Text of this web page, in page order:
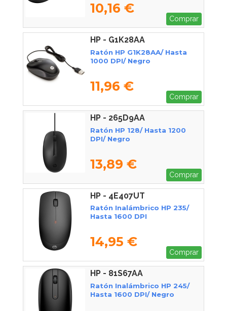
10,16 €
Comprar
HP - G1K28AA
Ratón HP G1K28AA/ Hasta
1000 DPI/ Negro
11,96 €
Comprar
HP - 265D9AA
Ratón HP 128/ Hasta 1200
DPI/ Negro
13,89 €
Comprar
HP - 4E407UT
Ratón Inalámbrico HP 235/
Hasta 1600 DPI
14,95 €
Comprar
HP - 81S67AA
Ratón Inalámbrico HP 245/
Hasta 1600 DPI/ Negro